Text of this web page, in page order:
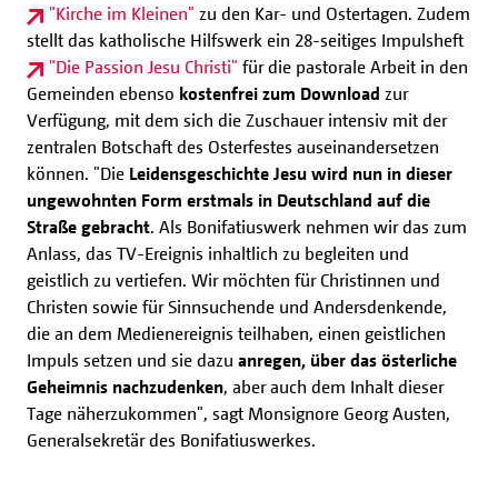
"Kirche im Kleinen" zu den Kar- und Ostertagen. Zudem
stellt das katholische Hilfswerk ein 28-seitiges Impulsheft
"Die Passion Jesu Christi" für die pastorale Arbeit in den
Gemeinden ebenso kostenfrei zum Download zur
Verfügung, mit dem sich die Zuschauer intensiv mit der
zentralen Botschaft des Osterfestes auseinandersetzen
können. "Die Leidensgeschichte Jesu wird nun in dieser
ungewohnten Form erstmals in Deutschland auf die
Straße gebracht. Als Bonifatiuswerk nehmen wir das zum
Anlass, das TV-Ereignis inhaltlich zu begleiten und
geistlich zu vertiefen. Wir möchten für Christinnen und
Christen sowie für Sinnsuchende und Andersdenkende,
die an dem Medienereignis teilhaben, einen geistlichen
Impuls setzen und sie dazu anregen, über das österliche
Geheimnis nachzudenken, aber auch dem Inhalt dieser
Tage näherzukommen", sagt Monsignore Georg Austen,
Generalsekretär des Bonifatiuswerkes.